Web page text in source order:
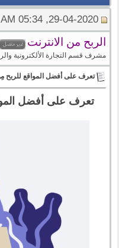
29-04-2020, 05:34 AM
الربح من الانترنت
مشرف قسم التجارة الألكترونية
تعرف على أفضل المواقع للربح
تعرف على أفضل